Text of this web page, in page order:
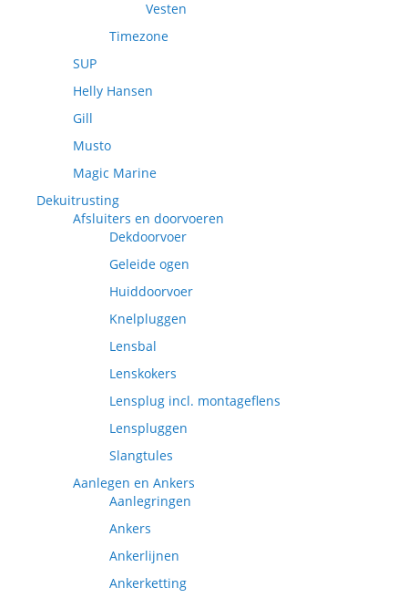
Vesten
Timezone
SUP
Helly Hansen
Gill
Musto
Magic Marine
Dekuitrusting
Afsluiters en doorvoeren
Dekdoorvoer
Geleide ogen
Huiddoorvoer
Knelpluggen
Lensbal
Lenskokers
Lensplug incl. montageflens
Lenspluggen
Slangtules
Aanlegen en Ankers
Aanlegringen
Ankers
Ankerlijnen
Ankerketting